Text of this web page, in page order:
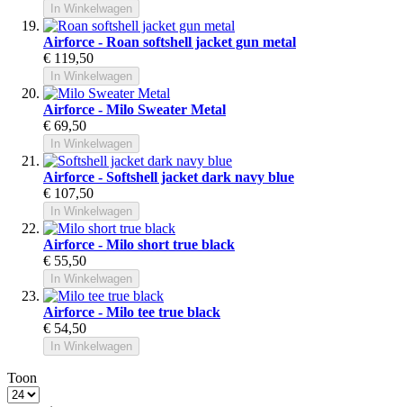
In Winkelwagen
Airforce - Roan softshell jacket gun metal
€ 119,50
In Winkelwagen
Airforce - Milo Sweater Metal
€ 69,50
In Winkelwagen
Airforce - Softshell jacket dark navy blue
€ 107,50
In Winkelwagen
Airforce - Milo short true black
€ 55,50
In Winkelwagen
Airforce - Milo tee true black
€ 54,50
In Winkelwagen
Toon